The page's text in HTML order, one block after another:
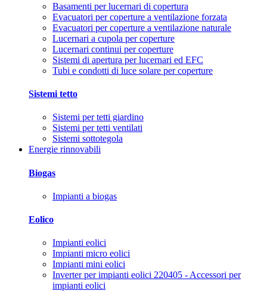
Basamenti per lucernari di copertura
Evacuatori per coperture a ventilazione forzata
Evacuatori per coperture a ventilazione naturale
Lucernari a cupola per coperture
Lucernari continui per coperture
Sistemi di apertura per lucernari ed EFC
Tubi e condotti di luce solare per coperture
Sistemi tetto
Sistemi per tetti giardino
Sistemi per tetti ventilati
Sistemi sottotegola
Energie rinnovabili
Biogas
Impianti a biogas
Eolico
Impianti eolici
Impianti micro eolici
Impianti mini eolici
Inverter per impianti eolici 220405 - Accessori per
impianti eolici